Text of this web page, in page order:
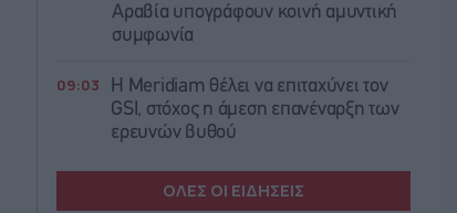
Αραβία υπογράφουν κοινή αμυντική
συμφωνία
09:03
Η Meridiam θέλει να επιταχύνει τον
GSI, στόχος η άμεση επανέναρξη των
ερευνών βυθού
ΟΛΕΣ ΟΙ ΕΙΔΗΣΕΙΣ